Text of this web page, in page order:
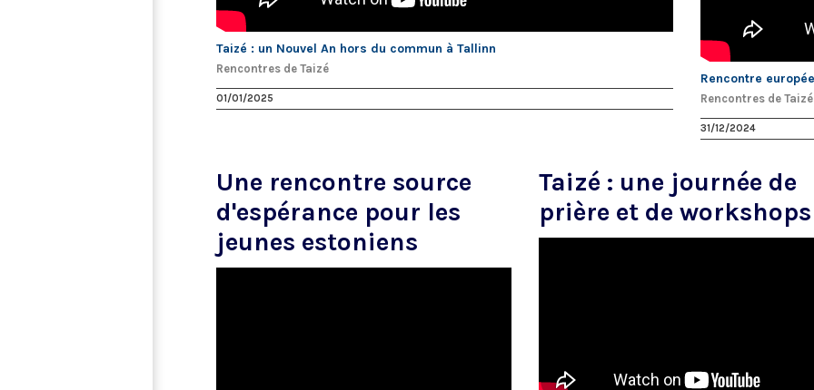
Taizé : un Nouvel An hors du commun à Tallinn
Rencontres de Taizé
01/01/2025
Rencontre
Rencontres de Taizé
31/12/2024
Une rencontre source
d'espérance pour les
jeunes estoniens
Taizé : une journée de
prière et de workshops